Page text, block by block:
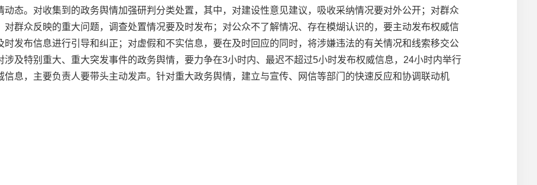
态。对收集到的政务舆情加强研判分类处置，其中，对建设性意见建议，吸收采纳情况要对外公开；对群众
群众反映的重大问题，调查处置情况要及时发布；对公众不了解情况、存在模煳认识的，要主动发布权威信
发布信息进行引导和纠正；对虚假和不实信息，要在及时回应的同时，将涉嫌违法的有关情况和线索移交公
及特别重大、重大突发事件的政务舆情，要力争在3小时内、最迟不超过5小时发布权威信息，24小时内举行
息，主要负责人要带头主动发声。针对重大政务舆情，建立与宣传、网信等部门的快速反应和协调联动机